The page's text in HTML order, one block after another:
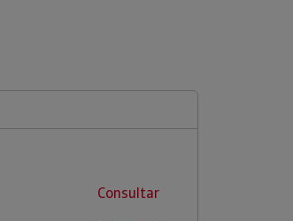
Consultar